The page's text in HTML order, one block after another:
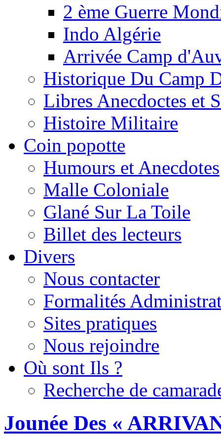
2 ème Guerre
Indo Algérie
Arrivée Camp
Historique Du Camp
Libres Anecdoctes et
Histoire Militaire
Coin popotte
Humours et Anecdotes
Malle Coloniale
Glané Sur La Toile
Billet des lecteurs
Divers
Nous contacter
Formalités
Sites pratiques
Nous rejoindre
Où sont Ils ?
Recherche de
Jounée Des «